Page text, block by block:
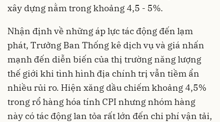
xây dựng nằm trong khoảng 4,5 - 5%.
Nhận định về những áp lực tác động đến lạm
phát, Trưởng Ban Thống kê dịch vụ và giá nhấn
mạnh đến diễn biến của thị trường năng lượng
thế giới khi tình hình địa chính trị vẫn tiềm ẩn
nhiều rủi ro. Hiện xăng dầu chiếm khoảng 4,5%
trong rổ hàng hóa tính CPI nhưng nhóm hàng
này có tác động lan tỏa rất lớn đến chi phí vận tải,